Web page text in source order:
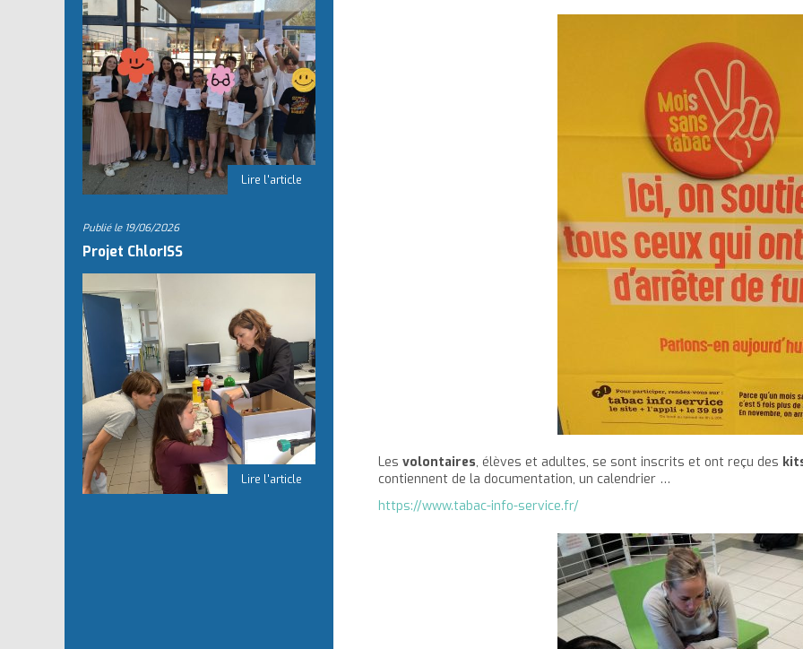
Les volontaires, élèves et adultes, se sont inscrits et ont reçu des
contiennent de la documentation, un calendrier …
https://www.tabac-info-service.fr/
Publié le 19/06/2026
Projet ChlorISS